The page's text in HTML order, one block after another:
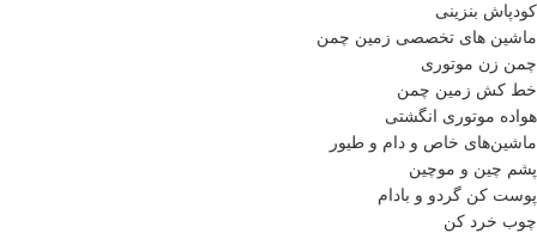
کودپاش بنزینی
ماشین های تخصصی زمین چمن
چمن زن موتوری
خط کش زمین چمن
هواده موتوری انگشتی
ماشین‌های خاص و دام و طیور
پشم چین و موچین
پوست کن گردو و بادام
چوب خرد کن